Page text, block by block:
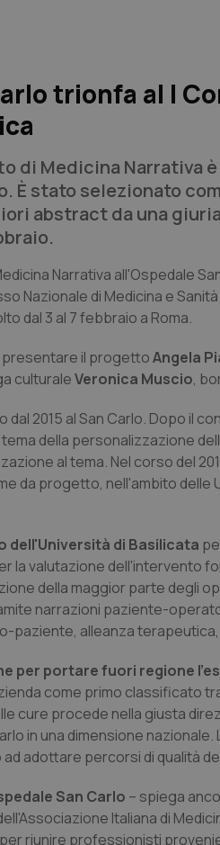
trionfa al I
di Medicina Narrativa
È stato selezionato
abstract da una
Narrativa all'Ospedale
Nazionale di Medicina e
dal 3 al 7 febbraio a Roma.
presentare il progettoAngela
culturaleVeronica Muscio,
2015 al San Carlo. Dopo il
della personalizzazione
al tema. Nel corso del
da progetto, nell'ambito delle
dell'Università di Basilicata
la valutazione dell'intervento
della maggior parte degli
narrazioni paziente-
paziente, alleanza
per portare fuori regione
come primo classificato
cure procede nella giusta
in una dimensione
adottare percorsi di qualità
San Carlo – spiega
Italiana di
riunire professionisti